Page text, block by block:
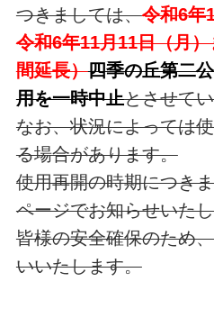
つきましては、令和6年
令和6年11月11日（月
間延長）四季の丘第二
用を一時中止とさせて
なお、状況によっては
る場合があります。
使用再開の時期につき
ページでお知らせいた
皆様の安全確保のため
いいたします。